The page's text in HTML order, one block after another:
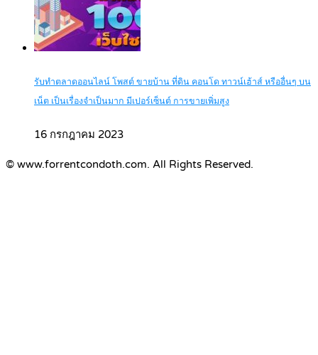
รับทำตลาดออนไลน์ โพสต์ ขายบ้าน ที่ดิน คอนโด ทาวน์เฮ้าส์ หรืออื่นๆ บน
เน็ต เป็นเรื่องจำเป็นมาก มีเปอร์เซ็นต์ การขายเพิ่มสูง
16 กรกฎาคม 2023
© www.forrentcondoth.com. All Rights Reserved.